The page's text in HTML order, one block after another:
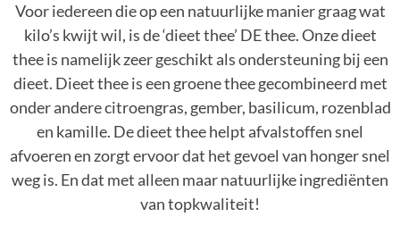
Voor iedereen die op een natuurlijke manier graag wat
kilo’s kwijt wil, is de ‘dieet thee’ DE thee. Onze dieet
thee is namelijk zeer geschikt als ondersteuning bij een
dieet. Dieet thee is een groene thee gecombineerd met
onder andere citroengras, gember, basilicum, rozenblad
en kamille. De dieet thee helpt afvalstoffen snel
afvoeren en zorgt ervoor dat het gevoel van honger snel
weg is. En dat met alleen maar natuurlijke ingrediënten
van topkwaliteit!